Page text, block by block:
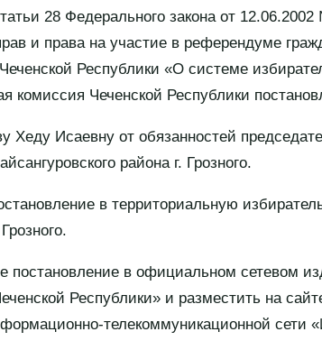
28 Федерального закона от
и права на участие в референдуме
Республики «О системе
комиссия Чеченской Республики
Хеду Исаевну от обязанностей
района г. Грозного.
в территориальную
постановление в официальном сетевом
Республики» и разместить на
телекоммуникационной сети